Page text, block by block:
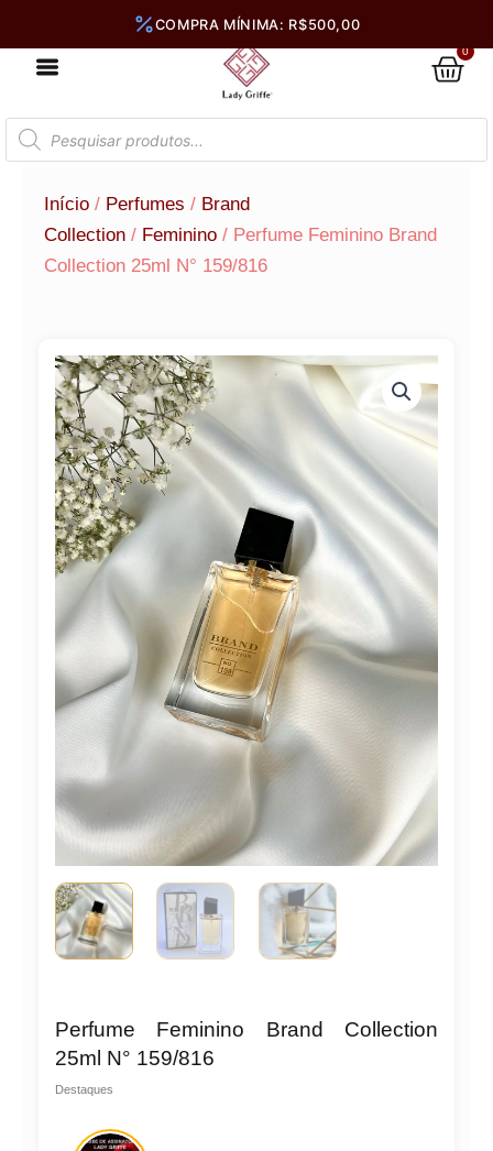
0
Pesquisar
produtos
Início / Perfumes / Brand
Collection / Feminino / Perfume Feminino Brand
Collection 25ml N° 159/816
Perfume Feminino Brand Collection
25ml N° 159/816
Destaques